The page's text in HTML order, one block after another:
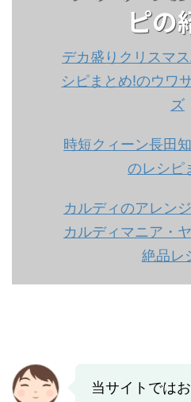
ピの
デカ盛りクリスマ
シピまとめ!のウワ
ズ
時短クィーン長田
のレシピ
カルディのアレン
カルディマニア・
絶品レ
当サイトでは